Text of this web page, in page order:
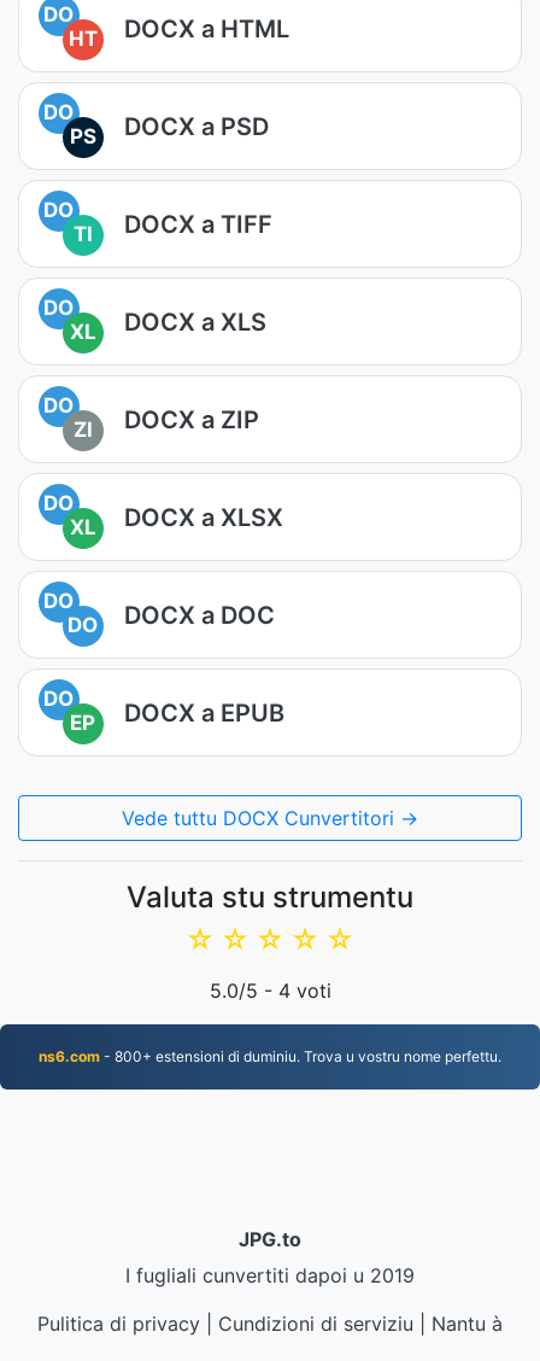
DO
HT
DOCX a HTML
DO
PS
DOCX a PSD
DO
TI
DOCX a TIFF
DO
XL
DOCX a XLS
DO
ZI
DOCX a ZIP
DO
XL
DOCX a XLSX
DO
DO
DOCX a DOC
DO
EP
DOCX a EPUB
Vede tuttu DOCX Cunvertitori →
Valuta stu strumentu
☆
☆
☆
☆
☆
5.0/5 - 4voti
ns6.com - 800+ estensioni di duminiu. Trova u vostru nome perfettu.
JPG.to
I fugliali cunvertiti dapoi u 2019
Pulitica di privacy
Cundizioni di serviziu
Nantu à